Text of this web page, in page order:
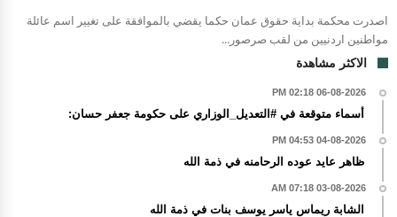
اصدرت محكمة بداية حقوق عمان حكما يقضي بالموافقة على تغيير اسم عائلة
مواطنين اردنيين من لقب صرصور...
الاكثر مشاهدة
06-08-2026 02:18 PM
أسماء متوقعة في #التعديل_الوزاري على حكومة جعفر حسان:
04-08-2026 04:53 PM
ظاهر عايد عوده الرحامنه في ذمة الله
03-08-2026 07:18 AM
الشابة ريماس ياسر يوسف بنات في ذمة الله